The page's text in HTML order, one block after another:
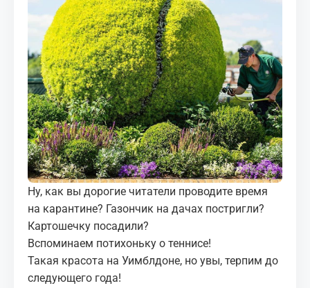
МЕДИА
КОРТЫ
КОНТАКТЫ
UZ-PIN
Ну, как вы дорогие читатели проводите время
на карантине? Газончик на дачах постригли?
Картошечку посадили?
Вспоминаем потихоньку о теннисе!
Такая красота на Уимблдоне, но увы, терпим до
следующего года!